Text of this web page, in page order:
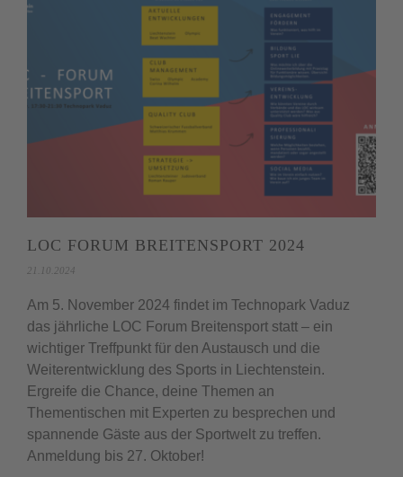
LOC FORUM BREITENSPORT 2024
21.10.2024
Am 5. November 2024 findet im Technopark Vaduz
das jährliche LOC Forum Breitensport statt – ein
wichtiger Treffpunkt für den Austausch und die
Weiterentwicklung des Sports in Liechtenstein.
Ergreife die Chance, deine Themen an
Thementischen mit Experten zu besprechen und
spannende Gäste aus der Sportwelt zu treffen.
Anmeldung bis 27. Oktober!